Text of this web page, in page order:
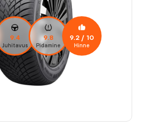
9.4
Juhitavus
9.8
Pidamine
9.2 / 10
Hinne